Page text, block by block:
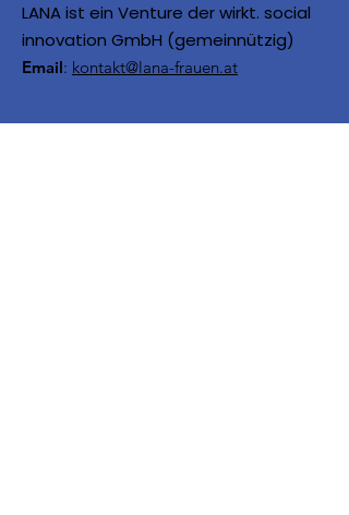
LANA ist ein Venture der wirkt. social
innovation GmbH (gemeinnützig)
Email: kontakt@lana-frauen.at